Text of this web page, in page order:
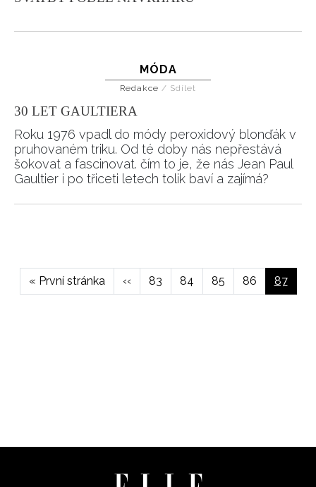
MÓDA
Redakce / Sdílet
30 LET GAULTIERA
Roku 1976 vpadl do módy peroxidový blonďák v
pruhovaném triku. Od té doby nás nepřestává
šokovat a fascinovat. čím to je, že nás Jean Paul
Gaultier i po třiceti letech tolik baví a zajímá?
First
page
« První stránka
Předchozí
stránka
‹‹ Page
83 Page
84 Page
85 Page
86
Aktuální
stránka
87